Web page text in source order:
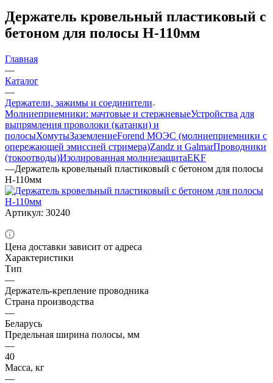
Держатель кровельный пластиковый с
бетоном для полосы Н-110мм
Главная
—
Каталог
—
Держатели, зажимы и соединители
Молниеприемники: мачтовые и стержневыеУстройства для
выпрямления проволоки (катанки) и
полосыХомутыЗаземлениеForend МОЭС (молниеприемники с
опережающей эмиссией стримера)Zandz и GalmarПроводники
(токоотводы)Изолированная молниезащитаEKF
—Держатель кровельный пластиковый с бетоном для полосы
Н-110мм
Артикул: 30240
Цена доставки зависит от адреса
Характеристики
Тип
—
Держатель-крепление проводника
Страна производства
—
Беларусь
Предельная ширина полосы, мм
—
40
Масса, кг
—